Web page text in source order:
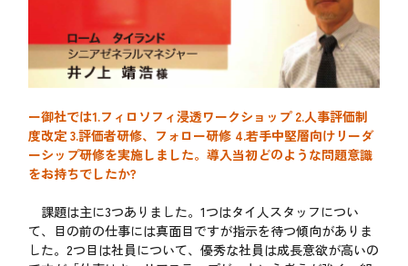
ー御社では1.フィロソフィ浸透ワークショップ 2.人事評価制
度改定 3.評価者研修、フォロー研修 4.若手中堅層向けリーダ
ーシップ研修を実施しました。導入当初どのような問題意識
をお持ちでしたか?
課題は主に3つありました。1つはタイ人スタッフについ
て、目の前の仕事には真面目ですが指示を待つ傾向がありま
した。2つ目は社員について、優秀な社員は成長意欲が高いの